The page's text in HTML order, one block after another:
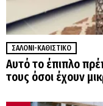
ΣΑΛΌΝΙ-ΚΑΘΙΣΤΙΚΌ
Αυτό το έπιπλο
τους όσοι έχουν